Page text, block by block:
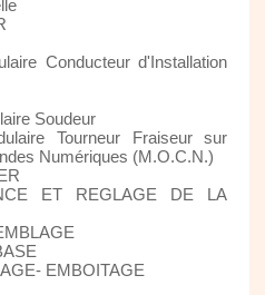
Conducteur d'Installation
Soudeur
Tourneur Fraiseur sur
Numériques (M.O.C.N.)
ET REGLAGE DE LA
EMBOITAGE